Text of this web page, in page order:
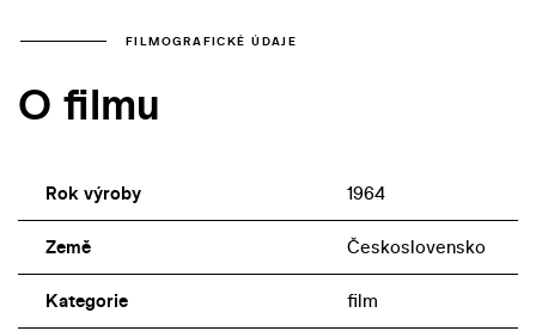
FILMOGRAFICKÉ ÚDAJE
O filmu
Rok výroby 1964
Země Československo
Kategorie film